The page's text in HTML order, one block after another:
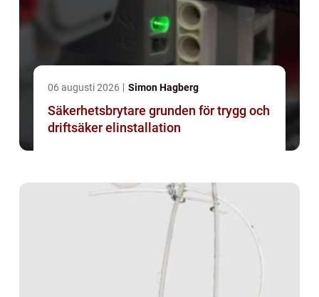
06 augusti 2026 Simon Hagberg
Säkerhetsbrytare grunden för trygg och
driftsäker elinstallation